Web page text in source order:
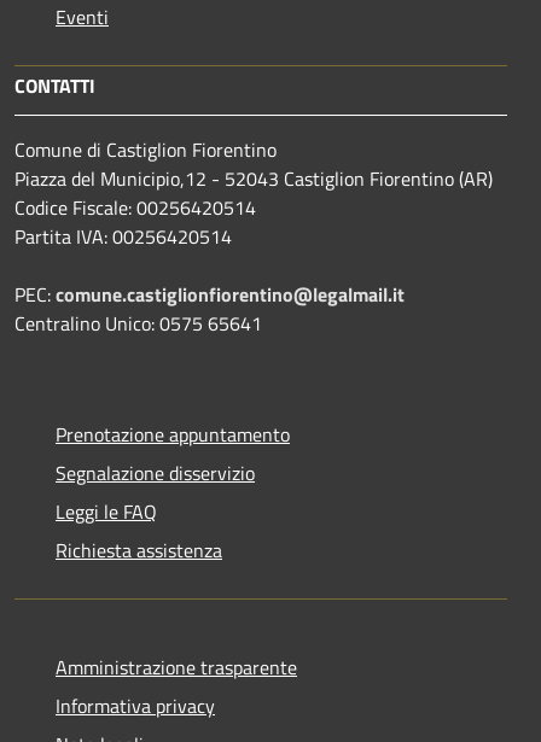
Eventi
CONTATTI
Comune di Castiglion Fiorentino
Piazza del Municipio,12 - 52043 Castiglion Fiorentino (AR)
Codice Fiscale: 00256420514
Partita IVA: 00256420514
PEC:comune.castiglionfiorentino@legalmail.it
Centralino Unico: 0575 65641
Prenotazione appuntamento
Segnalazione disservizio
Leggi le FAQ
Richiesta assistenza
Amministrazione trasparente
Informativa privacy